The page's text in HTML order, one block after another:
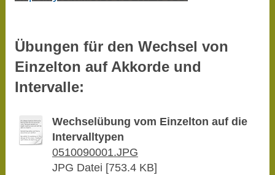
Übungen für den Wechsel von
Einzelton auf Akkorde und
Intervalle:
Wechselübung vom Einzelton auf die
Intervalltypen
0510090001.JPG
JPG Datei [753.4 KB]